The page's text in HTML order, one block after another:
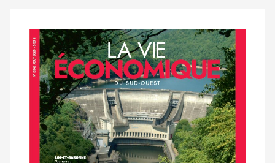
Notre
dernier
magazine